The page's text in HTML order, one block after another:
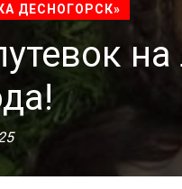
ДЕСНОГОРСК»